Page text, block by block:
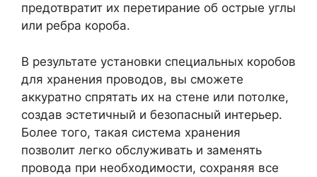
предотвратит их перетирание об острые углы
или ребра короба.
В результате установки специальных коробов
для хранения проводов, вы сможете
аккуратно спрятать их на стене или потолке,
создав эстетичный и безопасный интерьер.
Более того, такая система хранения
позволит легко обслуживать и заменять
провода при необходимости, сохраняя все